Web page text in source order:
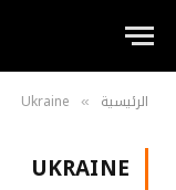
الرئيسية »
Ukraine
UKRAINE